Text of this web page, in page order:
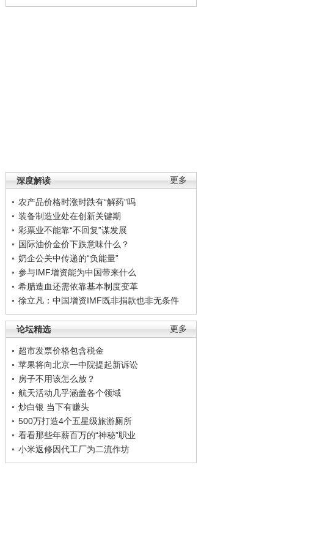
更多
深度解读
农产品价格时涨时跌有“解药”吗
装备制造业处在创新关键期
彩票业不能靠“不回复”谋发展
国际油价金价下跌意味什么？
奶企公关中传递的“负能量”
参与IMF增资能为中国带来什么
希腊造血还需依靠基本制度变革
徐立凡：中国增资IMF既非捐款也非无条件
更多
论坛精选
超市发票价格包含税金
苹果将向北京一中院提起新诉讼
房子不用该怎么放？
航天活动几乎涵盖各个领域
炒白银 当下有赚头
500万打造4个五星级旅游厕所
看看那些年薪百万的“神秘”职业
小米返修因代工厂为二流作坊